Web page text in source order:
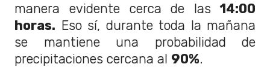
manera evidente cerca de las 14:00
horas. Eso sí, durante toda la mañana
se mantiene una probabilidad de
precipitaciones cercana al 90%.